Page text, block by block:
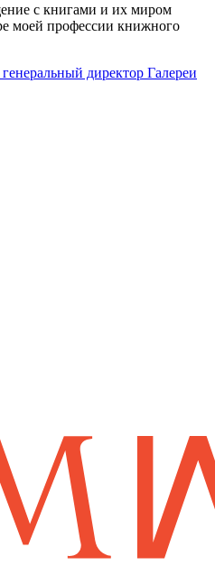
с книгами и их миром
моей профессии книжного
директор Галереи